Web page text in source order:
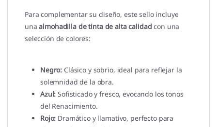
Para complementar su diseño, este sello incluye
unaalmohadilla de tinta de alta calidad con una
selección de colores:
Negro: Clásico y sobrio, ideal para reflejar la
solemnidad de la obra.
Azul: Sofisticado y fresco, evocando los tonos
del Renacimiento.
Rojo: Dramático y llamativo, perfecto para